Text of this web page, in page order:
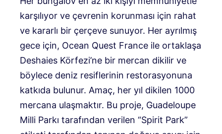
karşılıyor ve çevrenin korunması için rahat
ve kararlı bir çerçeve sunuyor. Her ayrılmış
gece için, Ocean Quest France ile ortaklaşa
Deshaies Körfezi’ne bir mercan dikilir ve
böylece deniz resiflerinin restorasyonuna
katkıda bulunur. Amaç, her yıl dikilen 1000
mercana ulaşmaktır. Bu proje, Guadeloupe
Milli Parkı tarafından verilen “Spirit Park”